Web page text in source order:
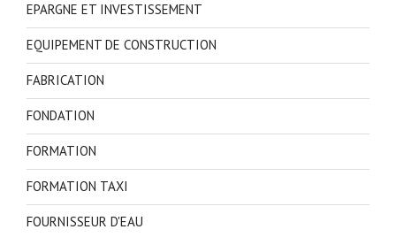
EPARGNE ET INVESTISSEMENT
EQUIPEMENT DE CONSTRUCTION
FABRICATION
FONDATION
FORMATION
FORMATION TAXI
FOURNISSEUR D'EAU